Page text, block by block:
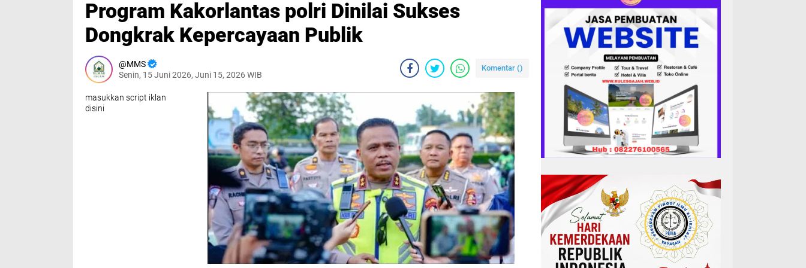
Program Kakorlantas polri Dinilai Sukses
Dongkrak Kepercayaan Publik
MMS
Senin, 15 Juni 2026, Juni 15, 2026 WIB
Komentar ()
masukkan script iklan
disini